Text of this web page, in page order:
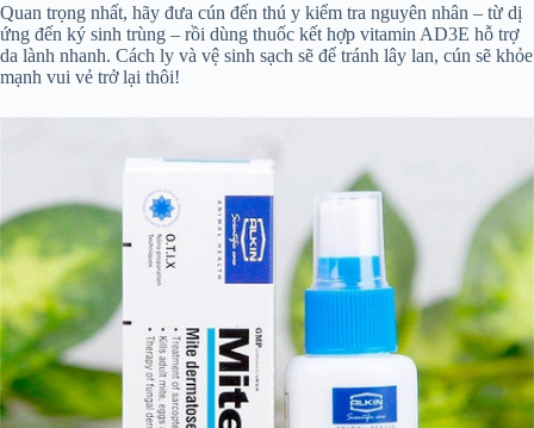
Quan trọng nhất, hãy đưa cún đến thú y kiểm tra nguyên nhân – từ dị
ứng đến ký sinh trùng – rồi dùng thuốc kết hợp vitamin AD3E hỗ trợ
da lành nhanh. Cách ly và vệ sinh sạch sẽ để tránh lây lan, cún sẽ khỏe
mạnh vui vẻ trở lại thôi!